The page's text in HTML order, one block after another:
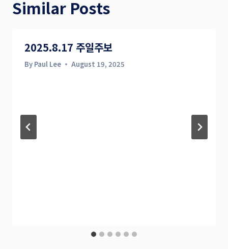
Similar Posts
2025.8.17 주일주보
By Paul Lee August 19, 2025